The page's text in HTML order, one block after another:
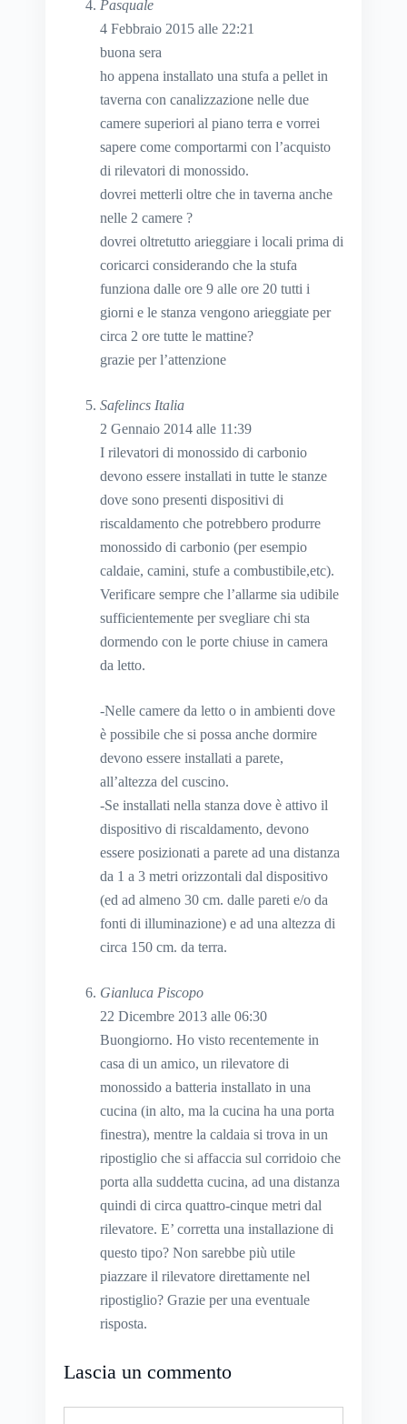
Pasquale
4 Febbraio 2015 alle 22:21
buona sera
ho appena installato una stufa a pellet in
taverna con canalizzazione nelle due
camere superiori al piano terra e vorrei
sapere come comportarmi con l’acquisto
di rilevatori di monossido.
dovrei metterli oltre che in taverna anche
nelle 2 camere ?
dovrei oltretutto arieggiare i locali prima di
coricarci considerando che la stufa
funziona dalle ore 9 alle ore 20 tutti i
giorni e le stanza vengono arieggiate per
circa 2 ore tutte le mattine?
grazie per l’attenzione
Safelincs Italia
2 Gennaio 2014 alle 11:39
I rilevatori di monossido di carbonio
devono essere installati in tutte le stanze
dove sono presenti dispositivi di
riscaldamento che potrebbero produrre
monossido di carbonio (per esempio
caldaie, camini, stufe a combustibile,etc).
Verificare sempre che l’allarme sia udibile
sufficientemente per svegliare chi sta
dormendo con le porte chiuse in camera
da letto.
-Nelle camere da letto o in ambienti dove
è possibile che si possa anche dormire
devono essere installati a parete,
all’altezza del cuscino.
-Se installati nella stanza dove è attivo il
dispositivo di riscaldamento, devono
essere posizionati a parete ad una distanza
da 1 a 3 metri orizzontali dal dispositivo
(ed ad almeno 30 cm. dalle pareti e/o da
fonti di illuminazione) e ad una altezza di
circa 150 cm. da terra.
Gianluca Piscopo
22 Dicembre 2013 alle 06:30
Buongiorno. Ho visto recentemente in
casa di un amico, un rilevatore di
monossido a batteria installato in una
cucina (in alto, ma la cucina ha una porta
finestra), mentre la caldaia si trova in un
ripostiglio che si affaccia sul corridoio che
porta alla suddetta cucina, ad una distanza
quindi di circa quattro-cinque metri dal
rilevatore. E’ corretta una installazione di
questo tipo? Non sarebbe più utile
piazzare il rilevatore direttamente nel
ripostiglio? Grazie per una eventuale
risposta.
Lascia un commento